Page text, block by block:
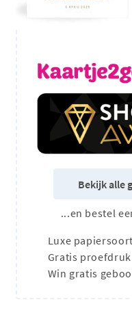
Bekijk alle
...en bestel
Luxe
Gratis proefdruk
Win gratis